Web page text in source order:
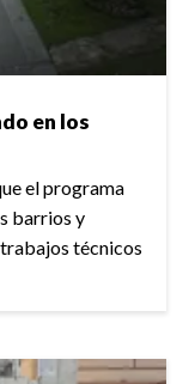
en los
el programa
barrios y
técnicos